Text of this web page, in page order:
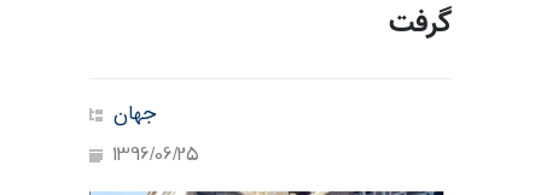
گرفت
جهان
1396/06/25